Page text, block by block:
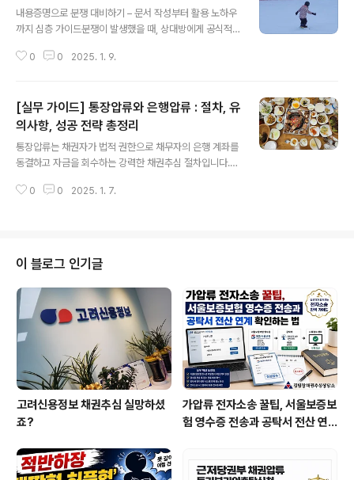
내용증명으로 분쟁 대비하기 – 문서 작성부터 활용 노하우
까지 심층 가이드분쟁이 발생했을 때, 상대방에게 공식적
입니다. 단순히 우편으로 문서를 보내는 것과 달리, 우체국
유용합니다. 이번 글에서는 내용증명의 개념과 작성 요령,
실제 활용 사례를 중심으로 효율적 활용 방법을 안내합니
다.1. 내용증명이란 무엇이고, 왜 사용하는가?개념과 법적
의미내용증명은 내가 언제, 어떤 문서를 누구에게 보냈는
지를 우체국이 공식적으로 증명해주는 제도입니다. • 발송
절차작성한 문서 원본 1부와 사본 2부를 우체국에 제출하
0 0 2025. 1. 9.
[실무 가이드] 통장압류와 은행압류 : 절차, 유
의사항, 성공 전략 총정리
통장압류는 채권자가 법적 권한으로 채무자의 은행 계좌를
동결하고 자금을 회수하는 강력한 채권추심 절차입니다.
행법에서 정한 여러 강제집행 방법 중 하나입니다. 이번 글
류를 전략적으로 활용할 수 있도록 돕겠습니다.이 글은 채
권추심 23년 경력의 김팀장이 연구·정리한 실무 가이드로,
참고용으로만 활용하길 바랍니다.Ⅰ. 통장압류란 무엇인가?
1. 개념과 목적 • 통장압류(채권압류 및 추심명령)는 채무
자의 은행 계좌를 동결하여 해당 자금을 회수할 수 있도록
법적으로 보장된 강제집행 절차..
0 0 2025. 1. 7.
이 블로그 인기글
고려신용정보 채권추심 실망하셨
죠?
가압류 전자소송 꿀팁, 서울보증보
험 영수증 전송과 공탁서 전산 연